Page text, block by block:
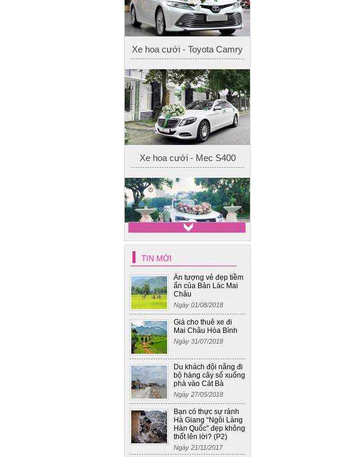
Xe hoa cưới - Toyota Camry
Xe hoa cưới - Mec S400
Xe cưới 4
TIN MỚI
Ấn tượng vẻ đẹp tiềm
ẩn của Bản Lác Mai
Châu
Ngày 01/08/2018
Giá cho thuê xe đi
Mai Châu Hòa Bình
Ngày 31/07/2018
Du khách đội nắng đi
bộ hàng cây số xuống
phà vào Cát Bà
Ngày 27/05/2018
Bạn có thực sự rành
Hà Giang “Ngôi Làng
Hàn Quốc” đẹp không
thốt lên lời? (P2)
Ngày 21/11/2017